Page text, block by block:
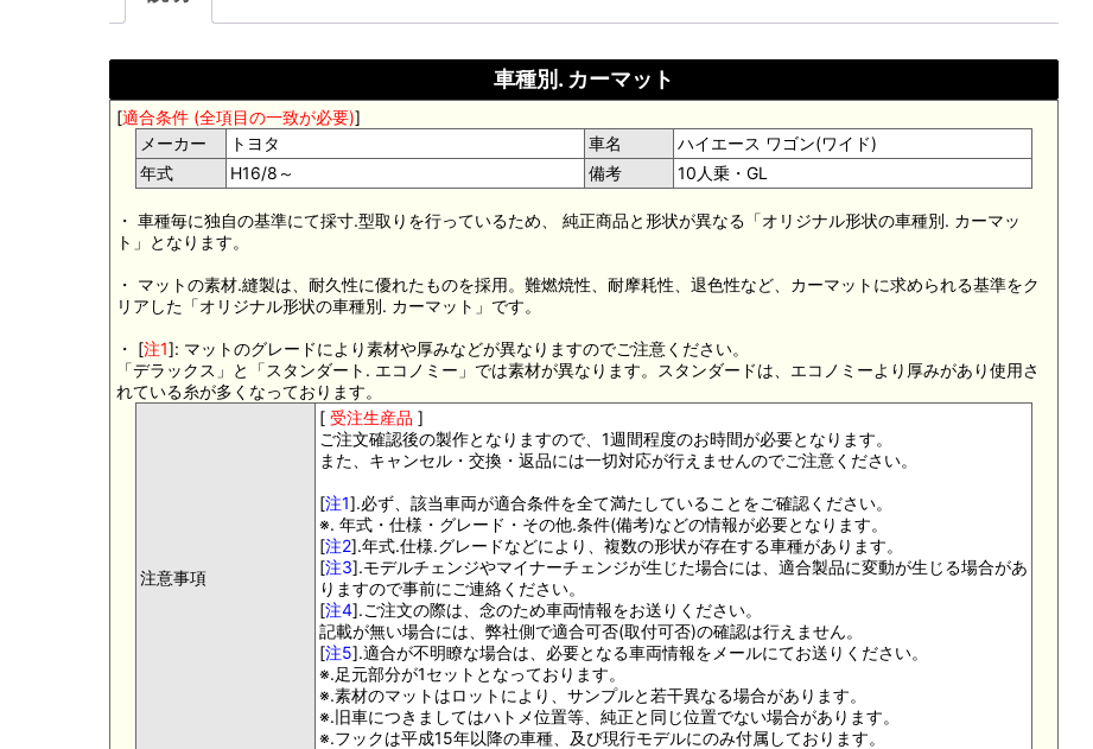
車種別. カーマット
[適合条件 (全項目の一致が必要)]
メーカー
トヨタ 車名
ハイエース ワゴン(ワイド)
年式
H16/8～ 備考 10人乗・GL
・ 車種毎に独自の基準にて採寸.型取りを行っているため、 純正商品と形状が異なる「オリジナル形状の車種別. カーマッ
ト」となります。
・ マットの素材.縫製は、耐久性に優れたものを採用。難燃焼性、耐摩耗性、退色性など、カーマットに求められる基準をク
リアした「オリジナル形状の車種別. カーマット」です。
・ [注1]: マットのグレードにより素材や厚みなどが異なりますのでご注意ください。
「デラックス」と「スタンダート. エコノミー」では素材が異なります。スタンダードは、エコノミーより厚みがあり使用さ
れている糸が多くなっております。
注意事項
[ 受注生産品 ]
ご注文確認後の製作となりますので、1週間程度のお時間が必要となります。
また、キャンセル・交換・返品には一切対応が行えませんのでご注意ください。
[注1].必ず、該当車両が適合条件を全て満たしていることをご確認ください。
※. 年式・仕様・グレード・その他.条件(備考)などの情報が必要となります。
[注2].年式.仕様.グレードなどにより、複数の形状が存在する車種があります。
[注3].モデルチェンジやマイナーチェンジが生じた場合には、適合製品に変動が生じる場合があ
りますので事前にご連絡ください。
[注4].ご注文の際は、念のため車両情報をお送りください。
記載が無い場合には、弊社側で適合可否(取付可否)の確認は行えません。
[注5].適合が不明瞭な場合は、必要となる車両情報をメールにてお送りください。
※.足元部分が1セットとなっております。
※.素材のマットはロットにより、サンプルと若干異なる場合があります。
※.旧車につきましてはハトメ位置等、純正と同じ位置でない場合があります。
※.フックは平成15年以降の車種、及び現行モデルにのみ付属しております。